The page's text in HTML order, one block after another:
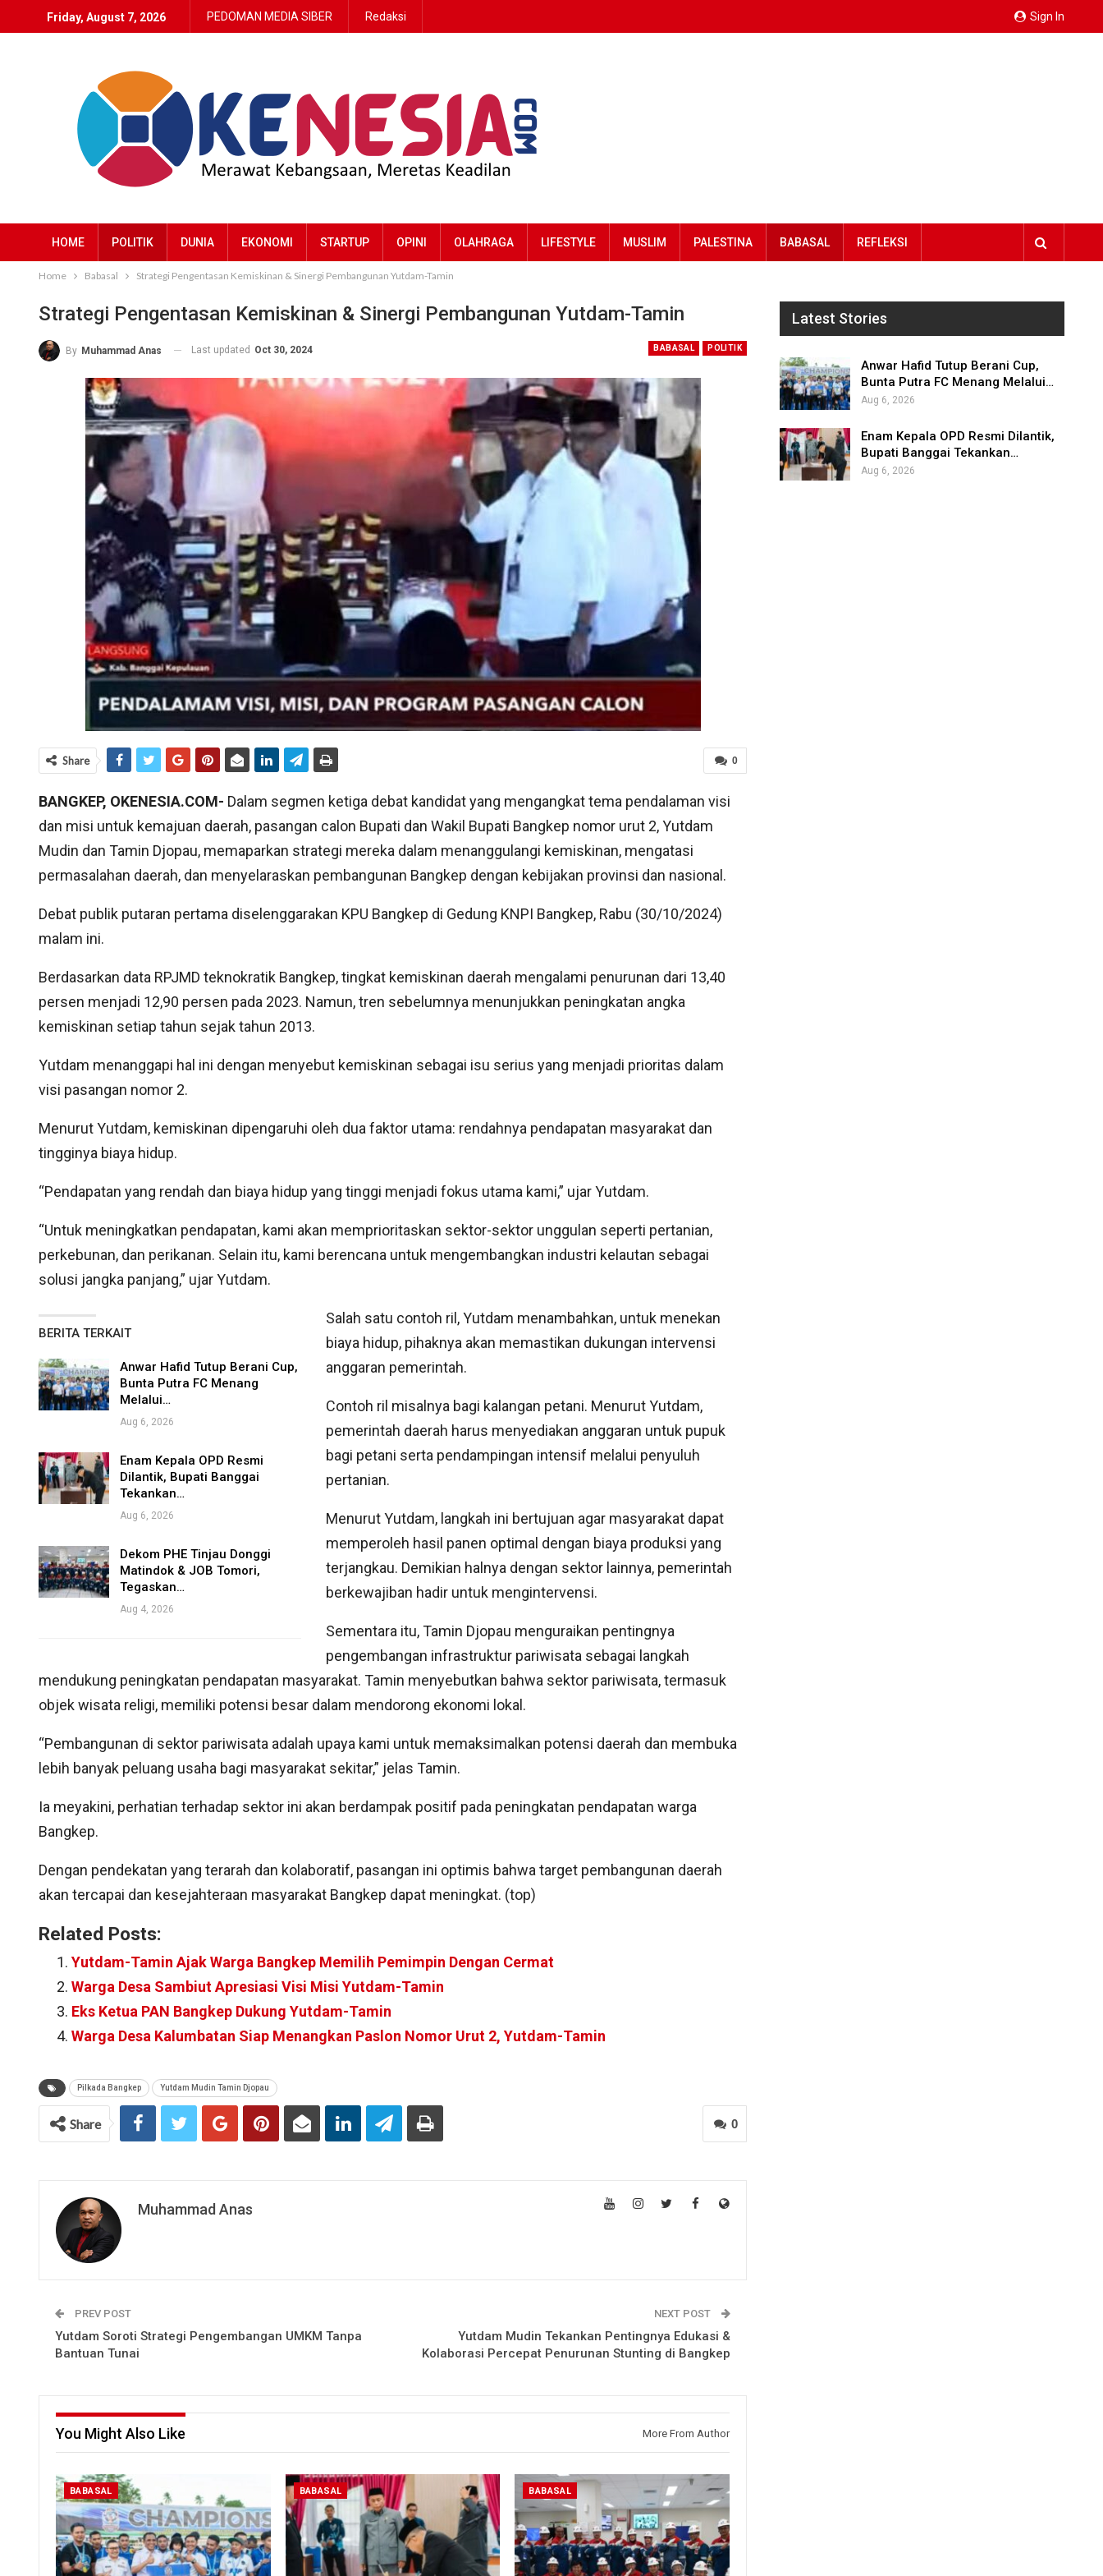
Sign In
Friday, August 7, 2026 PEDOMAN MEDIA SIBER Redaksi
HOME POLITIK DUNIA EKONOMI STARTUP OPINI OLAHRAGA LIFESTYLE MUSLIM PALESTINA BABASAL REFLEKSI
Home Babasal Strategi Pengentasan Kemiskinan & Sinergi Pembangunan Yutdam-Tamin
Strategi Pengentasan Kemiskinan & Sinergi Pembangunan Yutdam-Tamin
BABASAL POLITIK
By Muhammad Anas Last updated Oct 30, 2024
0
Share
BANGKEP, OKENESIA.COM- Dalam segmen ketiga debat kandidat yang mengangkat tema pendalaman visi
dan misi untuk kemajuan daerah, pasangan calon Bupati dan Wakil Bupati Bangkep nomor urut 2, Yutdam
Mudin dan Tamin Djopau, memaparkan strategi mereka dalam menanggulangi kemiskinan, mengatasi
permasalahan daerah, dan menyelaraskan pembangunan Bangkep dengan kebijakan provinsi dan nasional.
Debat publik putaran pertama diselenggarakan KPU Bangkep di Gedung KNPI Bangkep, Rabu (30/10/2024)
malam ini.
Berdasarkan data RPJMD teknokratik Bangkep, tingkat kemiskinan daerah mengalami penurunan dari 13,40
persen menjadi 12,90 persen pada 2023. Namun, tren sebelumnya menunjukkan peningkatan angka
kemiskinan setiap tahun sejak tahun 2013.
Yutdam menanggapi hal ini dengan menyebut kemiskinan sebagai isu serius yang menjadi prioritas dalam
visi pasangan nomor 2.
Menurut Yutdam, kemiskinan dipengaruhi oleh dua faktor utama: rendahnya pendapatan masyarakat dan
tingginya biaya hidup.
“Pendapatan yang rendah dan biaya hidup yang tinggi menjadi fokus utama kami,” ujar Yutdam.
“Untuk meningkatkan pendapatan, kami akan memprioritaskan sektor-sektor unggulan seperti pertanian,
perkebunan, dan perikanan. Selain itu, kami berencana untuk mengembangkan industri kelautan sebagai
solusi jangka panjang,” ujar Yutdam.
BERITA TERKAIT
Anwar Hafid Tutup Berani Cup,
Bunta Putra FC Menang
Melalui…
Aug 6, 2026
Enam Kepala OPD Resmi
Dilantik, Bupati Banggai
Tekankan…
Aug 6, 2026
Dekom PHE Tinjau Donggi
Matindok & JOB Tomori,
Tegaskan…
Aug 4, 2026
Salah satu contoh ril, Yutdam menambahkan, untuk menekan
biaya hidup, pihaknya akan memastikan dukungan intervensi
anggaran pemerintah.
Contoh ril misalnya bagi kalangan petani. Menurut Yutdam,
pemerintah daerah harus menyediakan anggaran untuk pupuk
bagi petani serta pendampingan intensif melalui penyuluh
pertanian.
Menurut Yutdam, langkah ini bertujuan agar masyarakat dapat
memperoleh hasil panen optimal dengan biaya produksi yang
terjangkau. Demikian halnya dengan sektor lainnya, pemerintah
berkewajiban hadir untuk mengintervensi.
Sementara itu, Tamin Djopau menguraikan pentingnya
pengembangan infrastruktur pariwisata sebagai langkah
mendukung peningkatan pendapatan masyarakat. Tamin menyebutkan bahwa sektor pariwisata, termasuk
objek wisata religi, memiliki potensi besar dalam mendorong ekonomi lokal.
“Pembangunan di sektor pariwisata adalah upaya kami untuk memaksimalkan potensi daerah dan membuka
lebih banyak peluang usaha bagi masyarakat sekitar,” jelas Tamin.
Ia meyakini, perhatian terhadap sektor ini akan berdampak positif pada peningkatan pendapatan warga
Bangkep.
Dengan pendekatan yang terarah dan kolaboratif, pasangan ini optimis bahwa target pembangunan daerah
akan tercapai dan kesejahteraan masyarakat Bangkep dapat meningkat. (top)
Related Posts:
Yutdam-Tamin Ajak Warga Bangkep Memilih Pemimpin Dengan Cermat
Warga Desa Sambiut Apresiasi Visi Misi Yutdam-Tamin
Eks Ketua PAN Bangkep Dukung Yutdam-Tamin
Warga Desa Kalumbatan Siap Menangkan Paslon Nomor Urut 2, Yutdam-Tamin
Pilkada Bangkep Yutdam Mudin Tamin Djopau
0
Share
Muhammad Anas
PREV POST
Yutdam Soroti Strategi Pengembangan UMKM Tanpa
Bantuan Tunai
NEXT POST
Yutdam Mudin Tekankan Pentingnya Edukasi &
Kolaborasi Percepat Penurunan Stunting di Bangkep
You Might Also Like More From Author
BABASAL BABASAL BABASAL
Latest Stories
Anwar Hafid Tutup Berani Cup,
Bunta Putra FC Menang Melalui…
Aug 6, 2026
Enam Kepala OPD Resmi Dilantik,
Bupati Banggai Tekankan…
Aug 6, 2026